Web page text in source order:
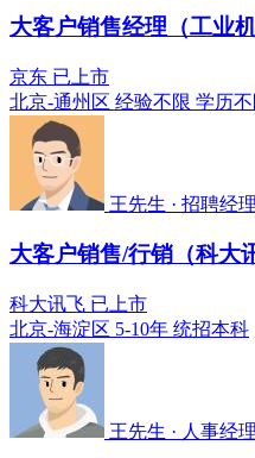
大客户销售经理（工业
京东 已上市
北京-通州区 经验不限 学历
王先生 · 招聘经理
大客户销售/行销（科大
科大讯飞 已上市
北京-海淀区 5-10年 统招本科
王先生 · 人事经理